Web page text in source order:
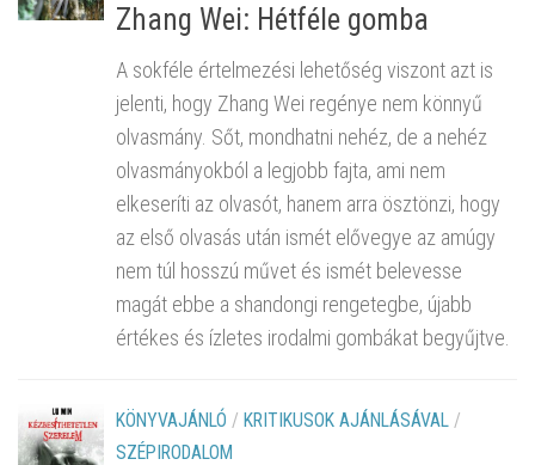
Zhang Wei: Hétféle gomba
A sokféle értelmezési lehetőség viszont azt is
jelenti, hogy Zhang Wei regénye nem könnyű
olvasmány. Sőt, mondhatni nehéz, de a nehéz
olvasmányokból a legjobb fajta, ami nem
elkeseríti az olvasót, hanem arra ösztönzi, hogy
az első olvasás után ismét elővegye az amúgy
nem túl hosszú művet és ismét belevesse
magát ebbe a shandongi rengetegbe, újabb
értékes és ízletes irodalmi gombákat begyűjtve.
KÖNYVAJÁNLÓ / KRITIKUSOK AJÁNLÁSÁVAL /
SZÉPIRODALOM